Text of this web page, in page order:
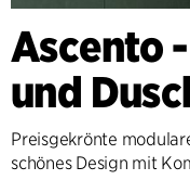
Ascento
und
Preisgekrönte
schönes Design mit